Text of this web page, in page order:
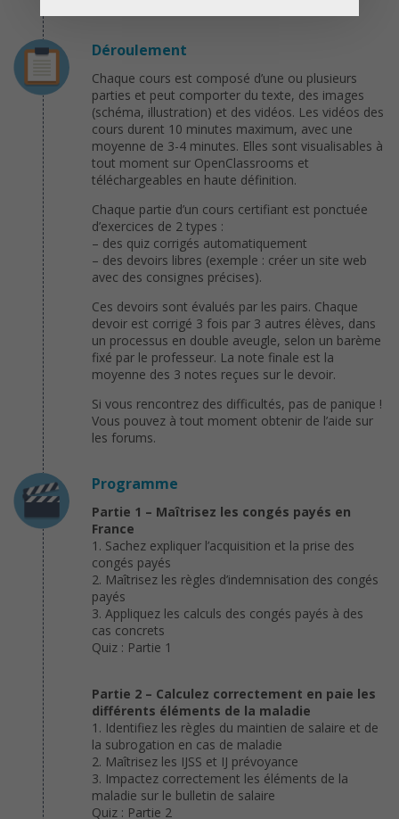
Déroulement
Chaque cours est composé d’une ou plusieurs
parties et peut comporter du texte, des images
(schéma, illustration) et des vidéos. Les vidéos des
cours durent 10 minutes maximum, avec une
moyenne de 3-4 minutes. Elles sont visualisables à
tout moment sur OpenClassrooms et
téléchargeables en haute définition.
Chaque partie d’un cours certifiant est ponctuée
d’exercices de 2 types :
– des quiz corrigés automatiquement
– des devoirs libres (exemple : créer un site web
avec des consignes précises).
Ces devoirs sont évalués par les pairs. Chaque
devoir est corrigé 3 fois par 3 autres élèves, dans
un processus en double aveugle, selon un barème
fixé par le professeur. La note finale est la
moyenne des 3 notes reçues sur le devoir.
Si vous rencontrez des difficultés, pas de panique !
Vous pouvez à tout moment obtenir de l’aide sur
les forums.
Programme
Partie 1 – Maîtrisez les congés payés en
France
1. Sachez expliquer l’acquisition et la prise des
congés payés
2. Maîtrisez les règles d’indemnisation des congés
payés
3. Appliquez les calculs des congés payés à des
cas concrets
Quiz : Partie 1
Partie 2 – Calculez correctement en paie les
différents éléments de la maladie
1. Identifiez les règles du maintien de salaire et de
la subrogation en cas de maladie
2. Maîtrisez les IJSS et IJ prévoyance
3. Impactez correctement les éléments de la
maladie sur le bulletin de salaire
Quiz : Partie 2